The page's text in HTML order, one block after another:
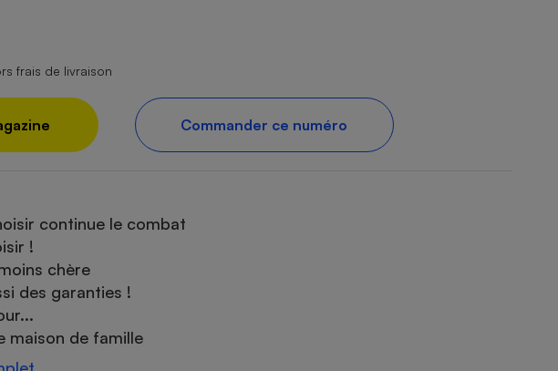
frais de livraison
Commander ce numéro
continue le combat
!
chère
des garanties !
maison de famille